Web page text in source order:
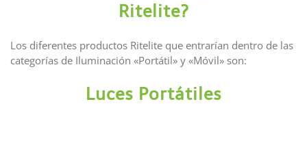
Ritelite?
Los diferentes productos Ritelite que entrarían dentro de las
categorías de Iluminación «Portátil» y «Móvil» son:
Luces Portátiles